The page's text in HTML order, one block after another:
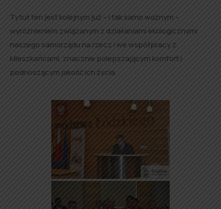
Tytuł ten jest kolejnym już – i tak samo ważnym –
wyróżnieniem związanym z działaniami ekologicznymi
naszego samorządu na rzecz i we współpracy z
Mieszkańcami, znacznie polepszającym komfort i
podnoszącym jakość ich życia.